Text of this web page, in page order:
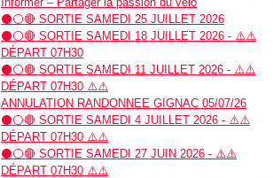
⚫⚪🔴 SORTIE SAMEDI 25 JUILLET 2026
⚫⚪🔴 SORTIE SAMEDI 18 JUILLET 2026 - ⚠️⚠️
DÉPART 07H30
⚫⚪🔴 SORTIE SAMEDI 11 JUILLET 2026 - ⚠️⚠️
DÉPART 07H30 ⚠️⚠️
ANNULATION RANDONNEE GIGNAC 05/07/26
⚫⚪🔴 SORTIE SAMEDI 4 JUILLET 2026 - ⚠️⚠️
DÉPART 07H30 ⚠️⚠️
⚫⚪🔴 SORTIE SAMEDI 27 JUIN 2026 - ⚠️⚠️
DÉPART 07H30 ⚠️⚠️